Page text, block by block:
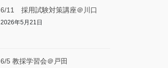
6/11 採用試験対策講座＠川口
2026年5月21日
6/5 教採学習会＠戸田